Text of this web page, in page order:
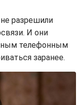
разрешили
И они
телефонным
заранее.